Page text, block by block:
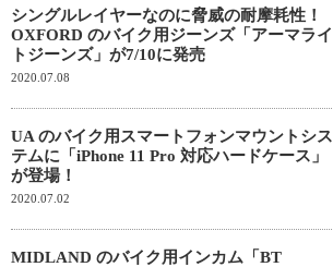
シングルレイヤーなのに脅威の耐摩耗性！
OXFORD のバイク用ジーンズ「アーマライ
トジーンズ」が7/10に発売
2020.07.08
UA のバイク用スマートフォンマウントシス
テムに「iPhone 11 Pro 対応ハードケース」
が登場！
2020.07.02
MIDLAND のバイク用インカム「BT